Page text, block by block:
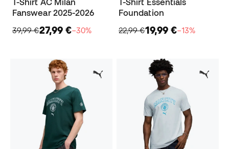
Fanswear 2025-2026
39,99 €27,99 €−30%
Foundation
22,99 €19,99 €−13%